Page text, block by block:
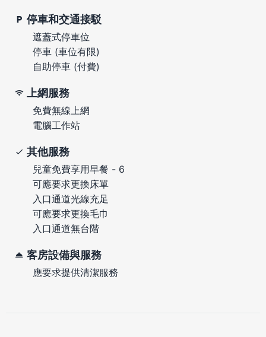
停車和交通接駁
遮蓋式停車位
停車 (車位有限)
自助停車 (付費)
上網服務
免費無線上網
電腦工作站
其他服務
兒童免費享用早餐 - 6
可應要求更換床單
入口通道光線充足
可應要求更換毛巾
入口通道無台階
客房設備與服務
應要求提供清潔服務